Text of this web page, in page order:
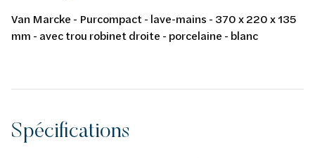
Van Marcke - Purcompact - lave-mains - 370 x 220 x 135
mm - avec trou robinet droite - porcelaine - blanc
Spécifications